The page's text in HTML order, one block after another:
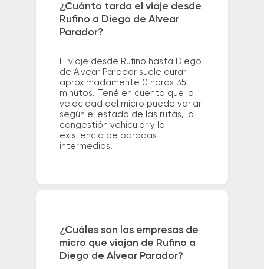
¿Cuánto tarda el viaje desde
Rufino a Diego de Alvear
Parador?
El viaje desde Rufino hasta Diego
de Alvear Parador suele durar
aproximadamente 0 horas 35
minutos. Tené en cuenta que la
velocidad del micro puede variar
según el estado de las rutas, la
congestión vehicular y la
existencia de paradas
intermedias.
¿Cuáles son las empresas de
micro que viajan de Rufino a
Diego de Alvear Parador?